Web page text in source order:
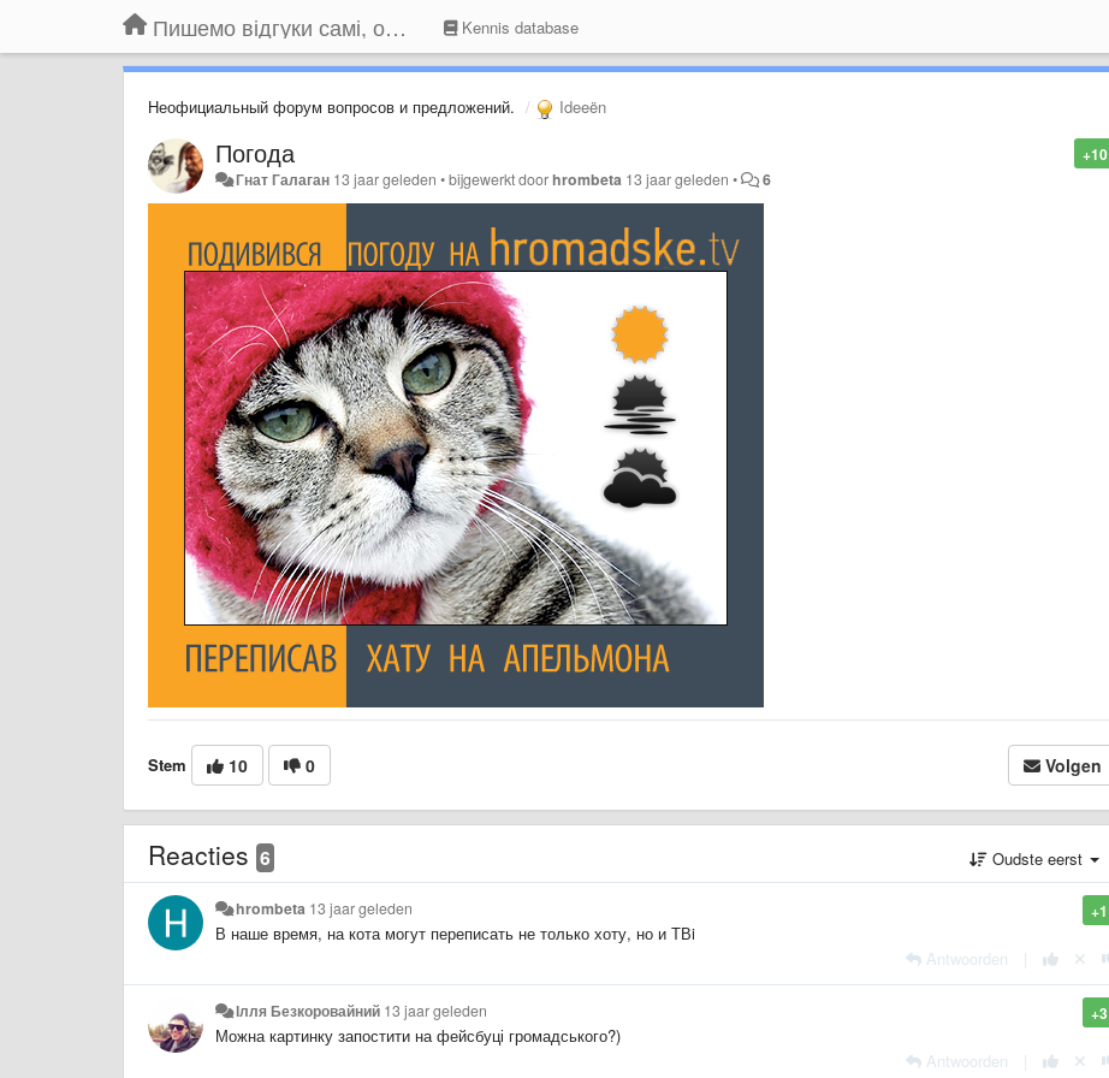
Пишемо відгуки самі, обговорюємо інші ідеї та пропозиції до Громадського Телебачення Kennis database
Неофициальный форум вопросов и предложений. Ideeën
+10
Погода
Гнат Галаган 13 jaar geleden •bijgewerkt doorhrombeta 13 jaar geleden • 6
Stem 10 0 Volgen
Reacties 6 Oudste eerst
+1
hrombeta 13 jaar geleden
В наше время, на кота могут переписать не только хоту, но и ТВi
Antwoorden
+3
Ілля Безкоровайний 13 jaar geleden
Можна картинку запостити на фейсбуці громадського?)
Antwoorden